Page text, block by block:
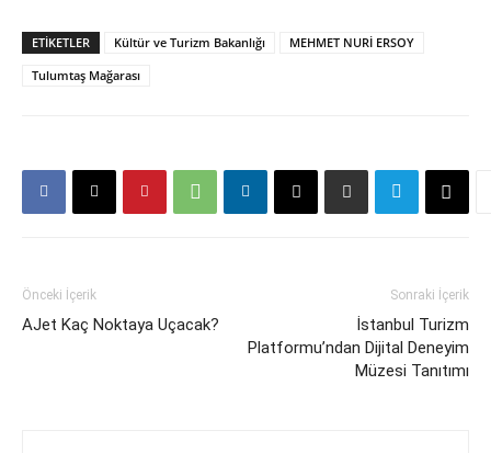
ETIKETLER Kültür ve Turizm Bakanlığı
MEHMET NURİ ERSOY
Tulumtaş Mağarası
Önceki İçerik
AJet Kaç Noktaya Uçacak?
Sonraki İçerik
İstanbul Turizm
Platformu’ndan Dijital Deneyim
Müzesi Tanıtımı